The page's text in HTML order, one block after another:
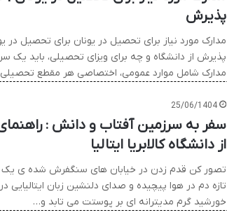
پذیرش
مدارک مورد نیاز برای تحصیل در یونان برای تحصیل در
پذیرش از دانشگاه و چه برای ویزای تحصیلی، باید یک
مدارک شامل موارد عمومی، اختصاصی هر مقطع
25/06/1404
سفر به سرزمین آفتاب و دانش :
از دانشگاه کالابریا ایتالیا
تصور کن قدم زدن در خیابان های سنگفرش شده ی یک
تازه دم در هوا پیچیده و صدای دلنشین زبان
خورشید گرم مدیترانه ای بر پوستت می تابد و…